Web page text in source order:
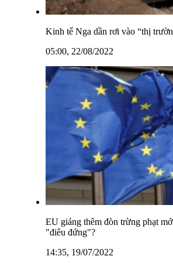
Kinh tế Nga dần rơi vào “thị
05:00, 22/08/2022
EU giáng thêm đòn trừng phạt
"điêu đứng"?
14:35, 19/07/2022